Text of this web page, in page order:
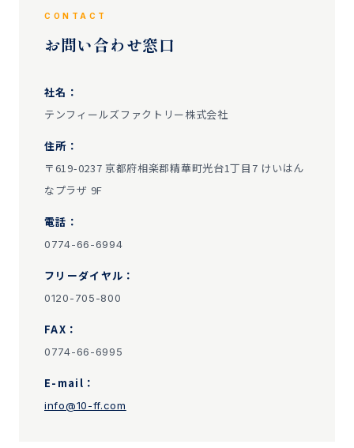
CONTACT
お問い合わせ窓口
社名：
テンフィールズファクトリー株式会社
住所：
〒619-0237 京都府相楽郡精華町光台1丁目7 けいはん
なプラザ 9F
電話：
0774-66-6994
フリーダイヤル：
0120-705-800
FAX：
0774-66-6995
E-mail：
info@10-ff.com